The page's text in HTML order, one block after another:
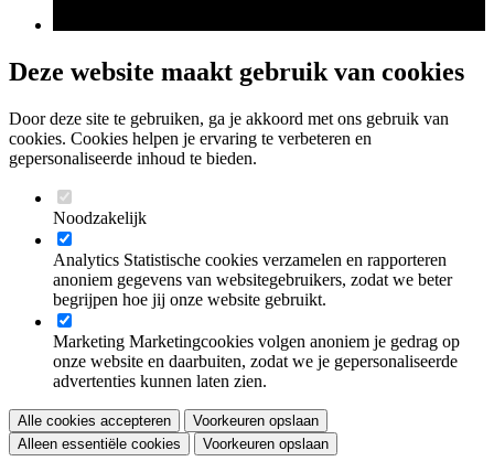
Deze website maakt gebruik van cookies
Door deze site te gebruiken, ga je akkoord met ons gebruik van
cookies. Cookies helpen je ervaring te verbeteren en
gepersonaliseerde inhoud te bieden.
Noodzakelijk
Analytics Statistische cookies verzamelen en rapporteren
anoniem gegevens van websitegebruikers, zodat we beter
begrijpen hoe jij onze website gebruikt.
Marketing Marketingcookies volgen anoniem je gedrag op
onze website en daarbuiten, zodat we je gepersonaliseerde
advertenties kunnen laten zien.
Alle cookies accepteren
Voorkeuren opslaan
Alleen essentiële cookies
Voorkeuren opslaan